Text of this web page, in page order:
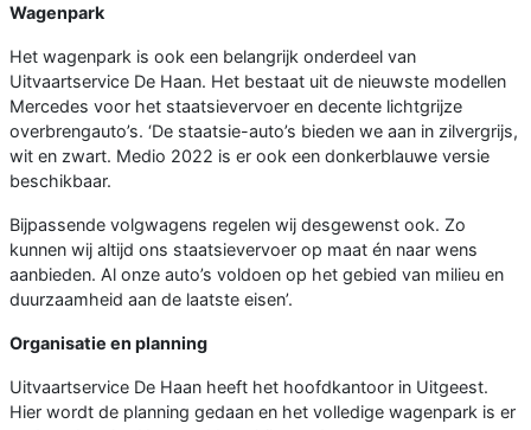
Wagenpark
Het wagenpark is ook een belangrijk onderdeel van
Uitvaartservice De Haan. Het bestaat uit de nieuwste modellen
Mercedes voor het staatsievervoer en decente lichtgrijze
overbrengauto’s. ‘De staatsie-auto’s bieden we aan in zilvergrijs,
wit en zwart. Medio 2022 is er ook een donkerblauwe versie
beschikbaar.
Bijpassende volgwagens regelen wij desgewenst ook. Zo
kunnen wij altijd ons staatsievervoer op maat én naar wens
aanbieden. Al onze auto’s voldoen op het gebied van milieu en
duurzaamheid aan de laatste eisen’.
Organisatie en planning
Uitvaartservice De Haan heeft het hoofdkantoor in Uitgeest.
Hier wordt de planning gedaan en het volledige wagenpark is er